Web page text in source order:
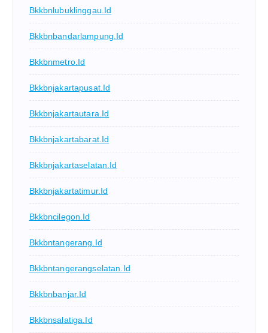
Bkkbnlubuklinggau.id
Bkkbnbandarlampung.id
Bkkbnmetro.id
Bkkbnjakartapusat.id
Bkkbnjakartautara.id
Bkkbnjakartabarat.id
Bkkbnjakartaselatan.id
Bkkbnjakartatimur.id
Bkkbncilegon.id
Bkkbntangerang.id
Bkkbntangerangselatan.id
Bkkbnbanjar.id
Bkkbnsalatiga.id